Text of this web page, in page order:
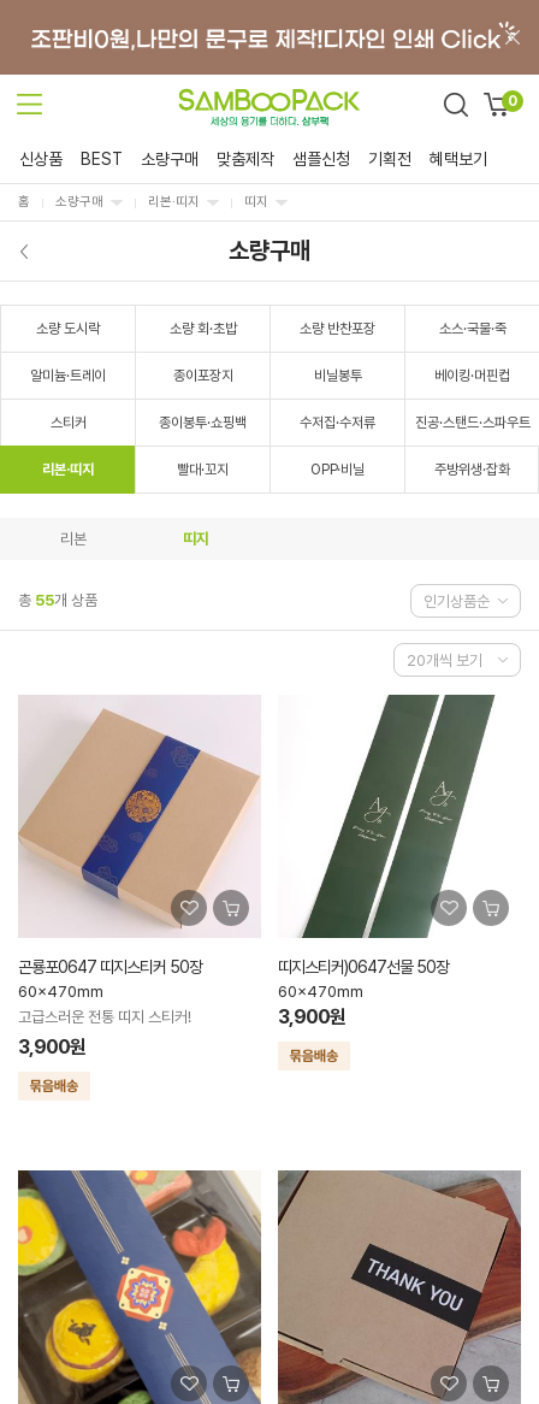
0
신상품 BEST 소량구매 맞춤제작 샘플신청 기획전 혜택보기
홈 소량구매 리본·띠지 띠지
소량구매
소량 도시락 소량 회·초밥 소량 반찬포장 소스·국물·죽
알미늄·트레이 종이포장지 비닐봉투 베이킹·머핀컵
스티커 종이봉투·쇼핑백 수저집·수저류 진공·스탠드·스파우트
리본·띠지 빨대·꼬지 OPP·비닐 주방위생·잡화
리본 띠지
총 55개 상품
곤룡포0647 띠지스티커 50장
60x470mm
고급스러운 전통 띠지 스티커!
3,900원
띠지스티커)0647선물 50장
60x470mm
3,900원